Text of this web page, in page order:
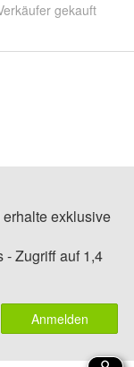
gekauft
exklusive
- Zugriff auf 1,4
Anmelden